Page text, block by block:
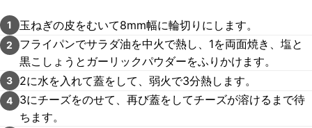
1 玉ねぎの皮をむいて8mm幅に輪切りにします。
2
フライパンでサラダ油を中火で熱し、1を両面焼き、塩と
黒こしょうとガーリックパウダーをふりかけます。
3 2に水を入れて蓋をして、弱火で3分熱します。
4
3にチーズをのせて、再び蓋をしてチーズが溶けるまで待
ちます。